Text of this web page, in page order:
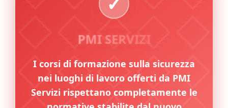
PMI SERVIZI
I corsi di formazione sulla sicurezza
nei luoghi di lavoro offerti da PMI
Servizi rispettano completamente le